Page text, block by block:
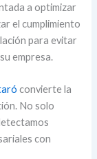
a optimizar
el cumplimiento
para evitar
empresa.
convierte la
No solo
con